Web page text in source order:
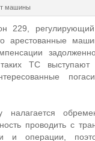
машины
229,
арестованные
ТС
проводить с
и операции,